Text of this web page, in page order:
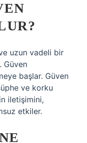
uzun vadeli bir
Güven
başlar. Güven
ve korku
iletişimini,
etkiler.